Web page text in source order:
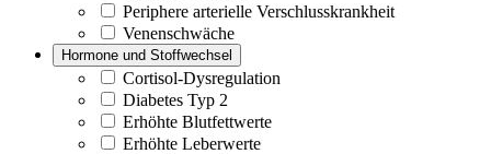
Periphere arterielle Verschlusskrankheit
Venenschwäche
Hormone und Stoffwechsel
Cortisol-Dysregulation
Diabetes Typ 2
Erhöhte Blutfettwerte
Erhöhte Leberwerte